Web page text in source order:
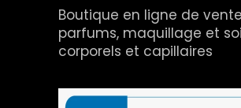
Boutique en ligne de
parfums, maquillage et
corporels et capillaires